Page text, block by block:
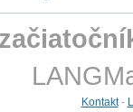
Kontakt-